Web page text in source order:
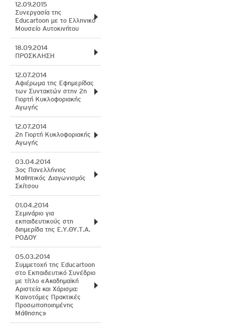
12.09.2015
Συνεργασία της
Educartoon με το Ελληνικό
Μουσείο Αυτοκινήτου
18.09.2014
ΠΡΟΣΚΛΗΣΗ
12.07.2014
Αφιέρωμα της Εφημερίδας
των Συντακτών στην 2η
Γιορτή Κυκλοφοριακής
Αγωγής
12.07.2014
2η Γιορτή Κυκλοφοριακής
Αγωγής
03.04.2014
3ος Πανελλήνιος
Μαθητικός Διαγωνισμός
Σκίτσου
01.04.2014
Σεμινάριο για
εκπαιδευτικούς στη
διημερίδα της Ε.Υ.ΘΥ.Τ.Α.
ΡΟΔΟΥ
05.03.2014
Συμμετοχή της Educartoon
στο Εκπαιδευτικό Συνέδριο
με τίτλο «Ακαδημαϊκή
Αριστεία και Χάρισμα:
Καινοτόμες Πρακτικές
Προσωποποιημένης
Μάθησης»